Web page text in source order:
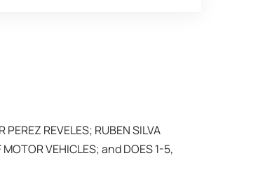
REVELES; RUBEN SILVA
MOTOR VEHICLES; and DOES 1-5,